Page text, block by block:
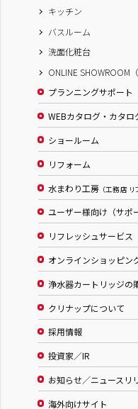
キッチン
バスルーム
洗面化粧台
ONLINE SHOWROOM
プランニングサポート
WEBカタログ・カタロ
ショールーム
リフォーム
水まわり工房 （工務店
ユーザー様向け（サポ
リフレッシュサービス
オンラインショッピン
浄水器カートリッジの
クリナップについて
採用情報
投資家／IR
お知らせ／ニュースリ
海外向けサイト